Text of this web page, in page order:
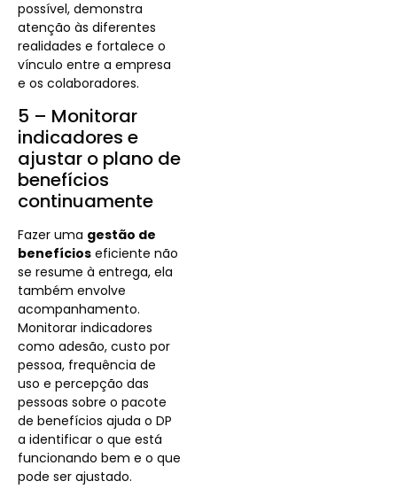
possível, demonstra
atenção às diferentes
realidades e fortalece o
vínculo entre a empresa
e os colaboradores.
5 – Monitorar
indicadores e
ajustar o plano de
benefícios
continuamente
Fazer uma gestão de
benefícios eficiente não
se resume à entrega, ela
também envolve
acompanhamento.
Monitorar indicadores
como adesão, custo por
pessoa, frequência de
uso e percepção das
pessoas sobre o pacote
de benefícios ajuda o DP
a identificar o que está
funcionando bem e o que
pode ser ajustado.